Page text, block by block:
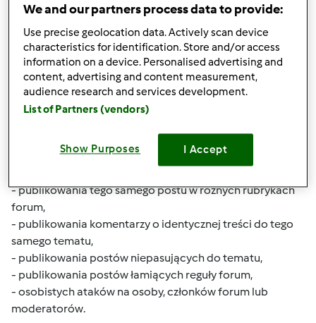
promocyjnych, ani dla umieszczania jawnych ani ukrytych
reklam usług lub produktów. Zabrania się wstawiania
łączy do innych stron internetowych w podobnych
celach.
4. Przed umieszczeniem postu na forum należy sprawdzić,
czy na dany temat nie ma już podobnych wypowiedzi, do
Dla nowego postu należy wybrać przyciągający uwagę
- publikowania tego samego postu w różnych rubrykach
forum,
- publikowania komentarzy o identycznej treści do tego
samego tematu,
- publikowania postów niepasujących do tematu,
- publikowania postów łamiących reguły forum,
- osobistych ataków na osoby, członków forum lub
moderatorów.
We and our partners process data to provide:
Use precise geolocation data. Actively scan device
characteristics for identification. Store and/or access
information on a device. Personalised advertising and
content, advertising and content measurement,
audience research and services development.
List of Partners (vendors)
Show Purposes I Accept